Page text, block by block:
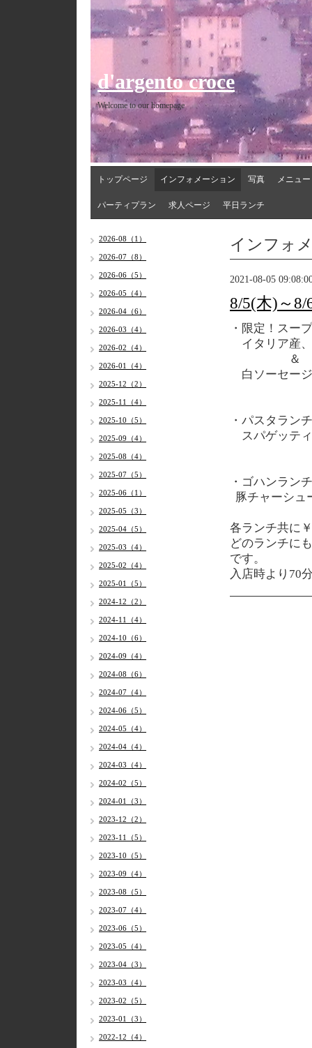
d'argento croce
Welcome to our homepage
トップページ インフォメーション 写真 メニュー
パーティプラン 求人ページ 平日ランチ
インフォ
2021-08-05
8/5(木)～
・限定！スー
イタリア産
＆
白ソーセー
・パスタランチ
スパゲッテ
・ゴハンランチ
豚チャーシュ
各ランチ共に
どのランチに
です。
入店時より70
2026-08（1）
2026-07（8）
2026-06（5）
2026-05（4）
2026-04（6）
2026-03（4）
2026-02（4）
2026-01（4）
2025-12（2）
2025-11（4）
2025-10（5）
2025-09（4）
2025-08（4）
2025-07（5）
2025-06（1）
2025-05（3）
2025-04（5）
2025-03（4）
2025-02（4）
2025-01（5）
2024-12（2）
2024-11（4）
2024-10（6）
2024-09（4）
2024-08（6）
2024-07（4）
2024-06（5）
2024-05（4）
2024-04（4）
2024-03（4）
2024-02（5）
2024-01（3）
2023-12（2）
2023-11（5）
2023-10（5）
2023-09（4）
2023-08（5）
2023-07（4）
2023-06（5）
2023-05（4）
2023-04（3）
2023-03（4）
2023-02（5）
2023-01（3）
2022-12（4）